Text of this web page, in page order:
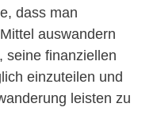
dass man
auswandern
seine finanziellen
einzuteilen und
leisten zu